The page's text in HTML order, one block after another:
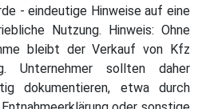
- eindeutige Hinweise auf eine
Nutzung. Hinweis: Ohne
bleibt der Verkauf von Kfz
Unternehmer sollten daher
dokumentieren, etwa durch